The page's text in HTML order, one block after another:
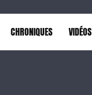
CHRONIQUES VIDÉOS